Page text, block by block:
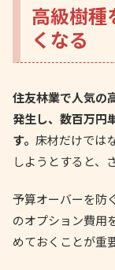
高級樹種
くなる
住友林業で人気の
発生し、数百万円
す。 床材だけでは
しようとすると、
予算オーバーを防
のオプション費用
めておくことが重